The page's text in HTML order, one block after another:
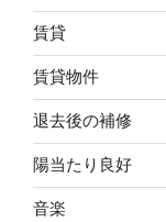
賃貸
賃貸物件
退去後の補修
陽当たり良好
音楽